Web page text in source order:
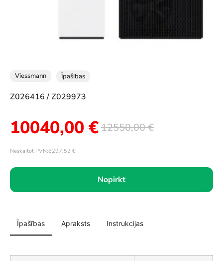
Viessmann Īpašības
Z026416 / Z029973
12550,00€
10040,00€
Neskaitot PVN:8297,52 €
Nopirkt
Īpašības Apraksts Instrukcijas